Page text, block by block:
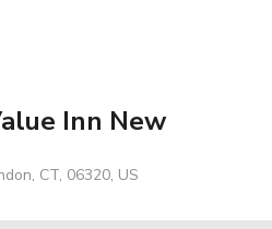
Inn New
CT, 06320, US